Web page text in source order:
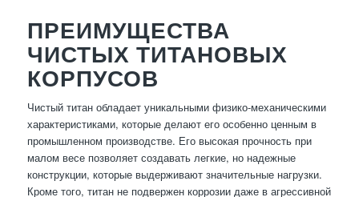
ПРЕИМУЩЕСТВА
ЧИСТЫХ ТИТАНОВЫХ
КОРПУСОВ
Чистый титан обладает уникальными физико-механическими
характеристиками, которые делают его особенно ценным в
промышленном производстве. Его высокая прочность при
малом весе позволяет создавать легкие, но надежные
конструкции, которые выдерживают значительные нагрузки.
Кроме того, титан не подвержен коррозии даже в агрессивной